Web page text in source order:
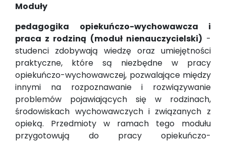
Moduły
pedagogika opiekuńczo-wychowawcza i
praca z rodziną (moduł nienauczycielski) -
studenci zdobywają wiedzę oraz umiejętności
praktyczne, które są niezbędne w pracy
opiekuńczo-wychowawczej, pozwalające między
innymi na rozpoznawanie i rozwiązywanie
problemów pojawiających się w rodzinach,
środowiskach wychowawczych i związanych z
opieką. Przedmioty w ramach tego modułu
przygotowują do pracy opiekuńczo-